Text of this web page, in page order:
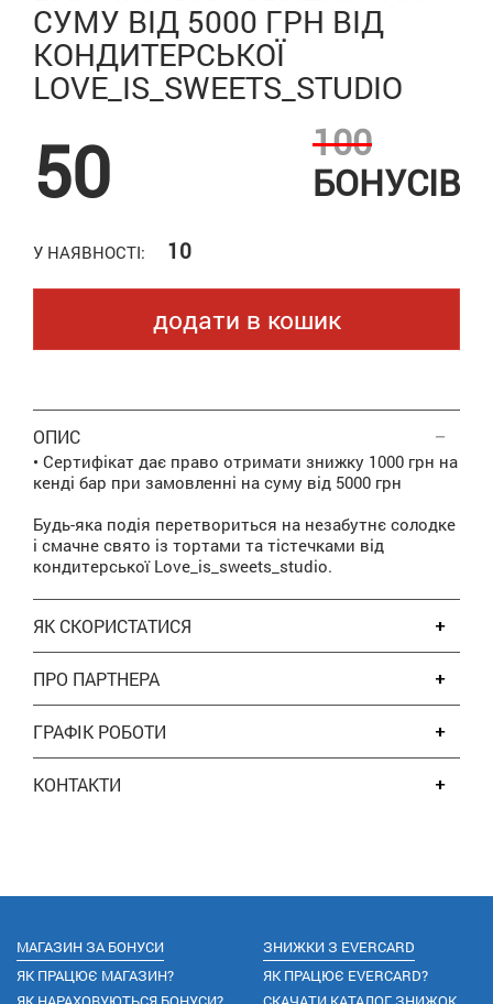
СУМУ ВІД 5000 ГРН ВІД
КОНДИТЕРСЬКОЇ
LOVE_IS_SWEETS_STUDIO
50
100
БОНУСІВ
У НАЯВНОСТІ: 10
додати в кошик
ОПИС
• Сертифікат дає право отримати знижку 1000 грн на
кенді бар при замовленні на суму від 5000 грн
Будь-яка подія перетвориться на незабутнє солодке
і смачне свято із тортами та тістечками від
кондитерської Love_is_sweets_studio.
ЯК СКОРИСТАТИСЯ
ПРО ПАРТНЕРА
ГРАФІК РОБОТИ
КОНТАКТИ
МАГАЗИН ЗА БОНУСИ
ЯК ПРАЦЮЄ МАГАЗИН?
ЗНИЖКИ З EVERCARD
ЯК ПРАЦЮЄ EVERCARD?